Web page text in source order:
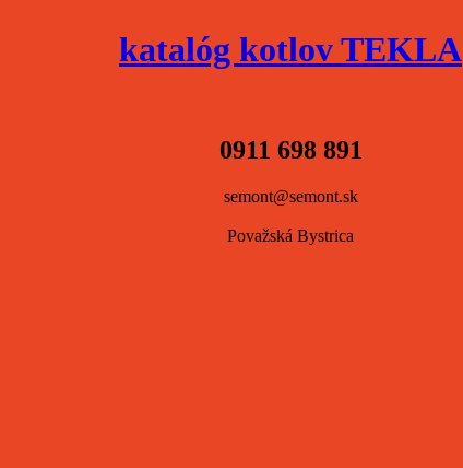
katalóg kotlov TEKLA
0911 698 891
semont@semont.sk
Považská Bystrica